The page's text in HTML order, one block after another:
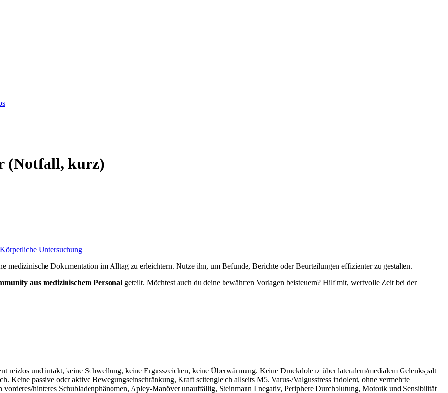
(Notfall, kurz)
Untersuchung
medizinische Dokumentation im Alltag zu erleichtern. Nutze ihn, um Befunde, Berichte oder Beurteilungen effizienter zu gestalten.
aus medizinischem Personal geteilt. Möchtest auch du deine bewährten Vorlagen beisteuern? Hilf mit, wertvolle Zeit bei der
reizlos und intakt, keine Schwellung, keine Ergusszeichen, keine Überwärmung. Keine Druckdolenz über lateralem/medialem Gelenkspalt
Keine passive oder aktive Bewegungseinschränkung, Kraft seitengleich allseits M5. Varus-/Valgusstress indolent, ohne vermehrte
hinteres Schubladenphänomen, Apley-Manöver unauffällig, Steinmann I negativ, Periphere Durchblutung, Motorik und Sensibilität